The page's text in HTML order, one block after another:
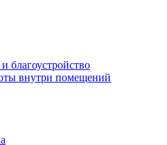
благоустройство
внутри помещений